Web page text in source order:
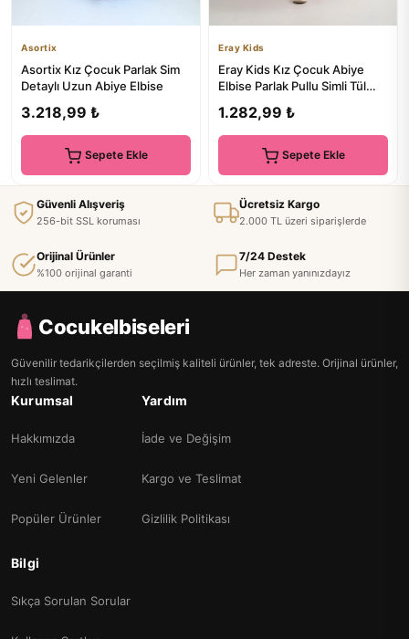
Asortix
Asortix Kız Çocuk Parlak Sim
Detaylı Uzun Abiye Elbise
3.218,99 ₺
Sepete Ekle
Eray Kids
Eray Kids Kız Çocuk Abiye
Elbise Parlak Pullu Simli Tül
1.282,99 ₺
Sepete Ekle
Güvenli Alışveriş
256-bit SSL koruması
Ücretsiz Kargo
2.000 TL üzeri siparişlerde
Orijinal Ürünler
%100 orijinal garanti
7/24 Destek
Her zaman yanınızdayız
Cocukelbiseleri
Güvenilir tedarikçilerden seçilmiş kaliteli ürünler, tek adreste. Orijinal ürünler,
hızlı teslimat.
Kurumsal
Hakkımızda
Yeni Gelenler
Popüler Ürünler
Yardım
İade ve Değişim
Kargo ve Teslimat
Gizlilik Politikası
Bilgi
Sıkça Sorulan Sorular